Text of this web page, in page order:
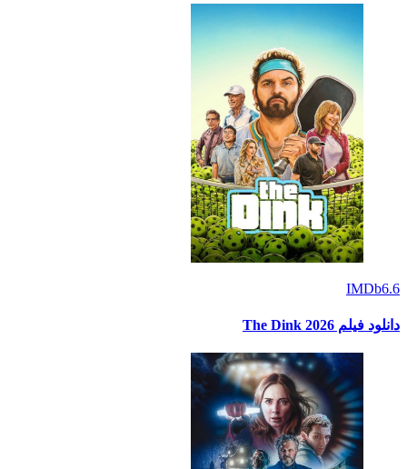
IMDb6.6
دانلود فیلم The Dink 2026